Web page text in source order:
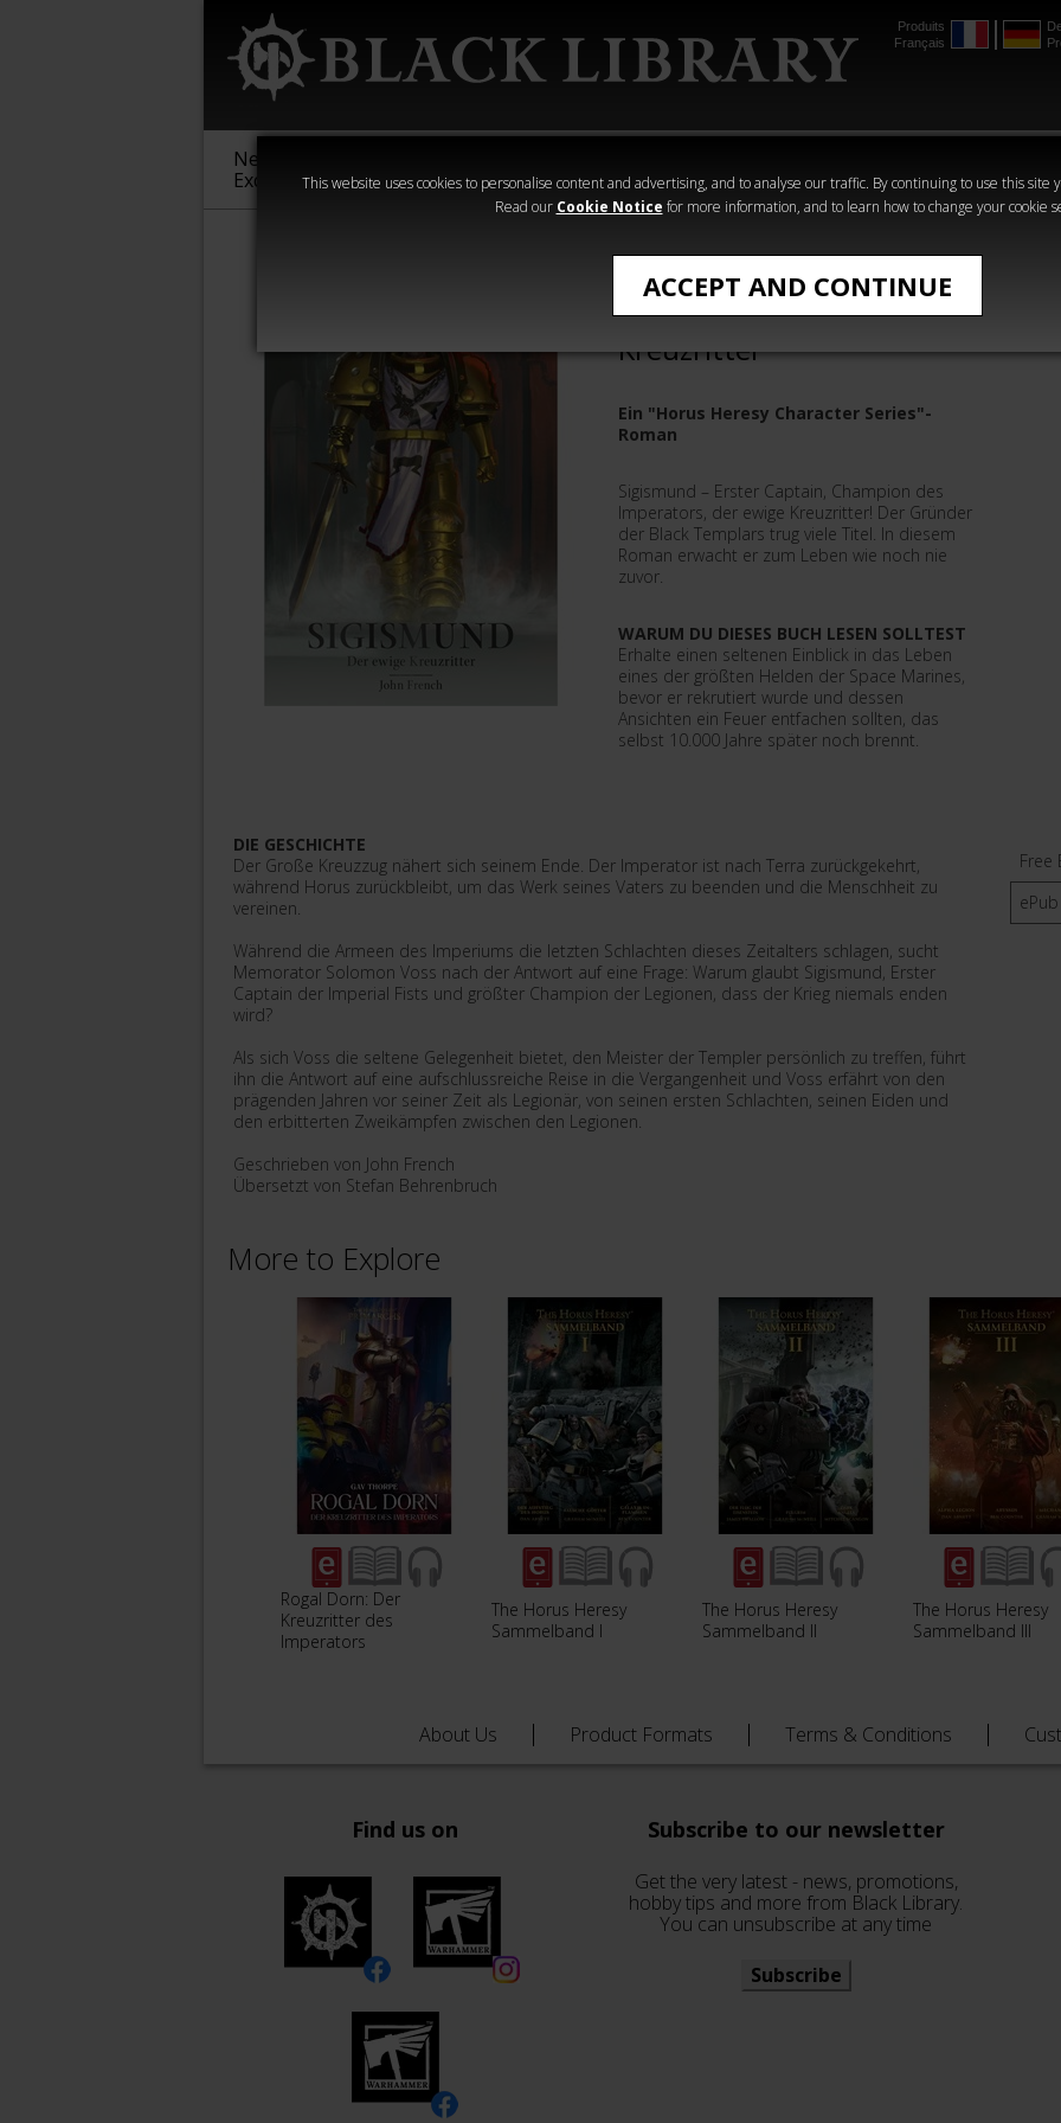
This website uses cookies to personalise content and advertising, and to analyse our traffic. By continuing to use this site
Read our Cookie Notice for more information, and to learn how to change your cookie
ACCEPT AND CONTINUE
Produits
Français
New &
Exclusive
Sigmar
40,000
Heresy
Crime
Horror
Sigismund: Der ewige
Kreuzritter
Ein "Horus Heresy Character Series"-
Roman
Sigismund – Erster Captain, Champion des
Imperators, der ewige Kreuzritter! Der Gründer
der Black Templars trug viele Titel. In diesem
Roman erwacht er zum Leben wie noch nie
zuvor.
WARUM DU DIESES BUCH LESEN SOLLTEST
Erhalte einen seltenen Einblick in das Leben
eines der größten Helden der Space Marines,
bevor er rekrutiert wurde und dessen
Ansichten ein Feuer entfachen sollten, das
selbst 10.000 Jahre später noch brennt.
DIE GESCHICHTE
Der Große Kreuzzug nähert sich seinem Ende. Der Imperator ist nach Terra zurückgekehrt,
während Horus zurückbleibt, um das Werk seines Vaters zu beenden und die Menschheit zu
vereinen.
Während die Armeen des Imperiums die letzten Schlachten dieses Zeitalters schlagen, sucht
Memorator Solomon Voss nach der Antwort auf eine Frage: Warum glaubt Sigismund, Erster
Captain der Imperial Fists und größter Champion der Legionen, dass der Krieg niemals enden
wird?
Als sich Voss die seltene Gelegenheit bietet, den Meister der Templer persönlich zu treffen, führt
ihn die Antwort auf eine aufschlussreiche Reise in die Vergangenheit und Voss erfährt von den
prägenden Jahren vor seiner Zeit als Legionär, von seinen ersten Schlachten, seinen Eiden und
den erbitterten Zweikämpfen zwischen den Legionen.
Geschrieben von John French
Übersetzt von Stefan Behrenbruch
Free
ePub
More to Explore
Rogal Dorn: Der
Kreuzritter des
Imperators
The Horus Heresy
Sammelband I
The Horus Heresy
Sammelband II
The Horus Heresy
Sammelband III
About Us Product Formats Terms & Conditions
Find us on Subscribe to our newsletter
Get the very latest - news, promotions,
hobby tips and more from Black Library.
You can unsubscribe at any time
Subscribe